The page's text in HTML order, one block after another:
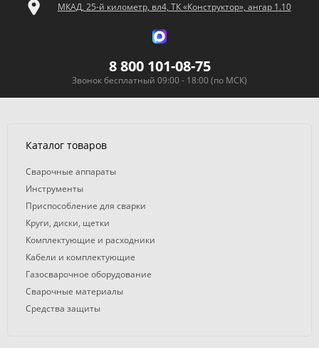
МКАД, 25-й километр, вл4, ТК «Конструктор», ангар 1.10
8 800 101-08-75
Звонок бесплатный 09:00 - 18:00 (по МСК)
Каталог товаров
Сварочные аппараты
Инструменты
Приспособление для сварки
Круги, диски, щетки
Комплектующие и расходники
Кабели и комплектующие
Газосварочное оборудование
Сварочные материалы
Средства защиты